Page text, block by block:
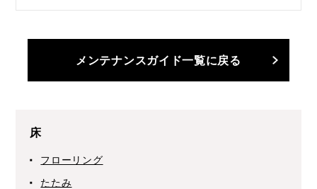
メンテナンスガイド一覧に戻る
床
フローリング
たたみ